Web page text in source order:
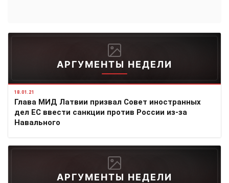
АРГУМЕНТЫ НЕДЕЛИ
18.01.21
Глава МИД Латвии призвал Совет иностранных
дел ЕС ввести санкции против России из-за
Навального
АРГУМЕНТЫ НЕДЕЛИ